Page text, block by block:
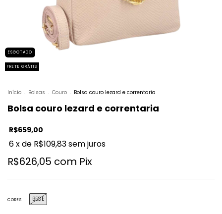
ESGOTADO
FRETE GRÁTIS
Início . Bolsas . Couro . Bolsa couro lezard e correntaria
Bolsa couro lezard e correntaria
R$659,00
6x de R$109,83sem juros
R$626,05 com Pix
CORES BEGE